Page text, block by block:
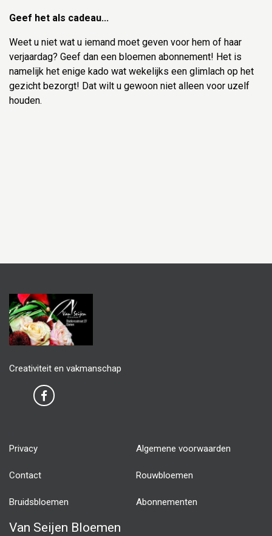
Geef het als cadeau...
Weet u niet wat u iemand moet geven voor hem of haar
verjaardag? Geef dan een bloemen abonnement! Het is
namelijk het enige kado wat wekelijks een glimlach op het
gezicht bezorgt! Dat wilt u gewoon niet alleen voor uzelf
houden.
Creativiteit en vakmanschap
Privacy Algemene voorwaarden
Contact Rouwbloemen
Bruidsbloemen Abonnementen
Van Seijen Bloemen